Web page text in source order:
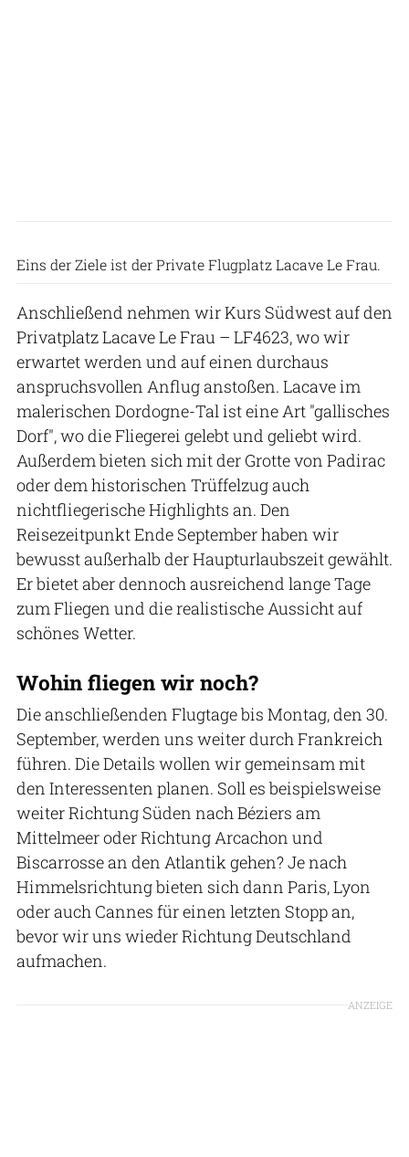
Eins der Ziele ist der Private Flugplatz Lacave Le Frau.
Anschließend nehmen wir Kurs Südwest auf den
Privatplatz Lacave Le Frau – LF4623, wo wir
erwartet werden und auf einen durchaus
anspruchsvollen Anflug anstoßen. Lacave im
malerischen Dordogne-Tal ist eine Art "gallisches
Dorf", wo die Fliegerei gelebt und geliebt wird.
Außerdem bieten sich mit der Grotte von Padirac
oder dem historischen Trüffelzug auch
nichtfliegerische Highlights an. Den
Reisezeitpunkt Ende September haben wir
bewusst außerhalb der Haupturlaubszeit gewählt.
Er bietet aber dennoch ausreichend lange Tage
zum Fliegen und die realistische Aussicht auf
schönes Wetter.
Wohin fliegen wir noch?
Die anschließenden Flugtage bis Montag, den 30.
September, werden uns weiter durch Frankreich
führen. Die Details wollen wir gemeinsam mit
den Interessenten planen. Soll es beispielsweise
weiter Richtung Süden nach Béziers am
Mittelmeer oder Richtung Arcachon und
Biscarrosse an den Atlantik gehen? Je nach
Himmelsrichtung bieten sich dann Paris, Lyon
oder auch Cannes für einen letzten Stopp an,
bevor wir uns wieder Richtung Deutschland
aufmachen.
ANZEIGE